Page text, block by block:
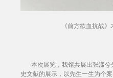
《前方欲血抗战
本次展览，我馆共展出张漾兮
史文献的展示，以先生一生为个